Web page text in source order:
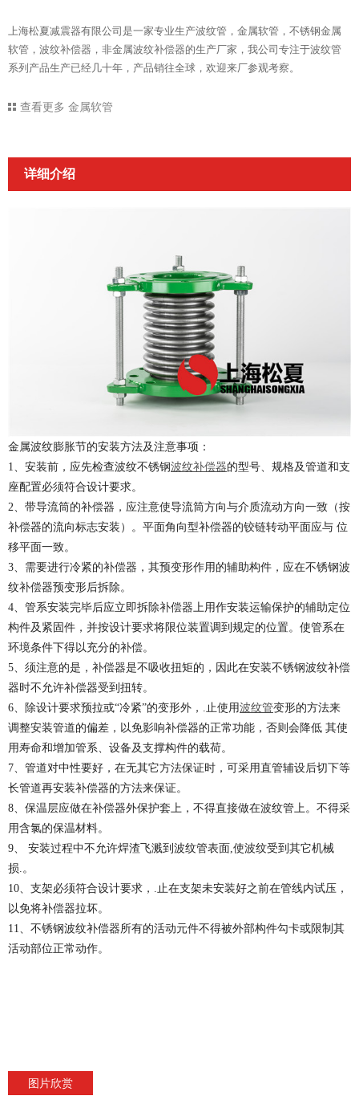
上海松夏减震器有限公司是一家专业生产波纹管，金属软管，不锈钢金属
软管，波纹补偿器，非金属波纹补偿器的生产厂家，我公司专注于波纹管
系列产品生产已经几十年，产品销往全球，欢迎来厂参观考察。
查看更多 金属软管
详细介绍
金属波纹膨胀节的安装方法及注意事项：
1、安装前，应先检查波纹不锈钢波纹补偿器的型号、规格及管道和支
座配置必须符合设计要求。
2、带导流筒的补偿器，应注意使导流筒方向与介质流动方向一致（按
补偿器的流向标志安装）。平面角向型补偿器的铰链转动平面应与 位
移平面一致。
3、需要进行冷紧的补偿器，其预变形作用的辅助构件，应在不锈钢波
纹补偿器预变形后拆除。
4、管系安装完毕后应立即拆除补偿器上用作安装运输保护的辅助定位
构件及紧固件，并按设计要求将限位装置调到规定的位置。使管系在
环境条件下得以充分的补偿。
5、须注意的是，补偿器是不吸收扭矩的，因此在安装不锈钢波纹补偿
器时不允许补偿器受到扭转。
6、除设计要求预拉或“冷紧”的变形外，.止使用波纹管变形的方法来
调整安装管道的偏差，以免影响补偿器的正常功能，否则会降低 其使
用寿命和增加管系、设备及支撑构件的载荷。
7、管道对中性要好，在无其它方法保证时，可采用直管辅设后切下等
长管道再安装补偿器的方法来保证。
8、保温层应做在补偿器外保护套上，不得直接做在波纹管上。不得采
用含氯的保温材料。
9、 安装过程中不允许焊渣飞溅到波纹管表面,使波纹受到其它机械
损.。
10、支架必须符合设计要求，.止在支架未安装好之前在管线内试压，
以免将补偿器拉坏。
11、不锈钢波纹补偿器所有的活动元件不得被外部构件勾卡或限制其
活动部位正常动作。
图片欣赏